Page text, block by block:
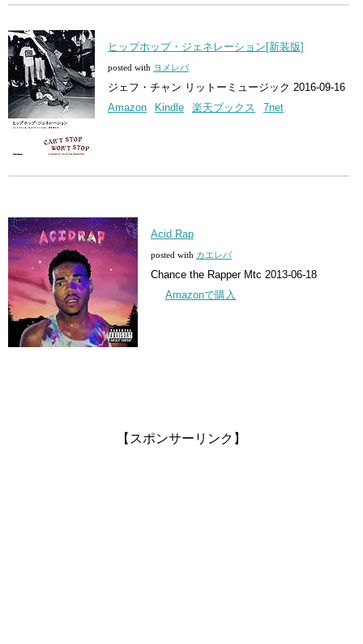
ヒップホップ・ジェネレーション[新装版]
posted with ヨメレバ
ジェフ・チャン リットーミュージック 2016-09-16
Amazon
Kindle 楽天ブックス 7net
Acid Rap
posted with カエレバ
Chance the Rapper Mtc 2013-06-18
Amazonで購入
【スポンサーリンク】